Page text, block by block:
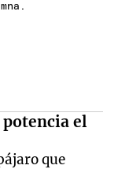
el
que